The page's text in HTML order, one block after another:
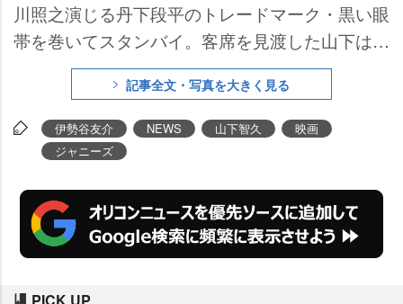
川照之演じる丹下段平のトレードマーク・黒い眼
帯を巻いてスタンバイ。客席を見渡した山下は
「あまりにもいっぱいいすぎて、タモリさんに見
える」と驚きの表情を浮かべた。
記事全文・写真を大きく見る
伊勢谷友介 NEWS 山下智久
映画
ジャニーズ
PICK UP